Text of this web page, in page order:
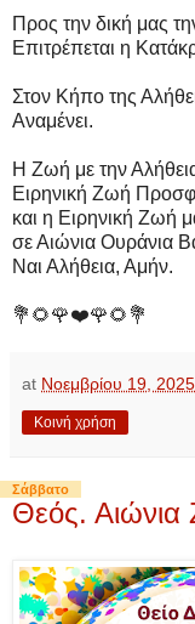
Προς την δική μας
Επιτρέπεται η
Στον Κήπο της
Αναμένει.
Η Ζωή με την
Ειρηνική Ζωή
και η Ειρηνική Ζωή
σε Αιώνια Ουράνια
Ναι Αλήθεια, Αμήν.
💐🌻🌹❤️🌹🌻💐
at Νοεμβρίου 19, 2025
Κοινή χρήση
Σάββατο
Θεός. Αιώνια